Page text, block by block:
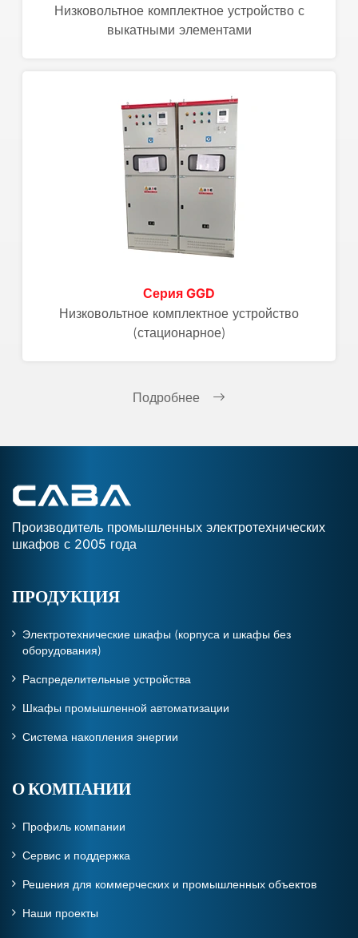
Низковольтное комплектное устройство с
выкатными элементами
Серия GGD
Низковольтное комплектное устройство
(стационарное)
Подробнее
Производитель промышленных электротехнических
шкафов с 2005 года
ПРОДУКЦИЯ
Электротехнические шкафы (корпуса и шкафы без
оборудования)
Распределительные устройства
Шкафы промышленной автоматизации
Система накопления энергии
О КОМПАНИИ
Профиль компании
Сервис и поддержка
Решения для коммерческих и промышленных объектов
Наши проекты